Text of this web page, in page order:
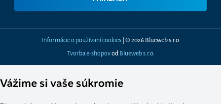
Informácie o používaní cookies| © 2026 Blueweb s.r.o.
Tvorba e-shopovod Blueweb s.r.o.
Vážime si vaše súkromie